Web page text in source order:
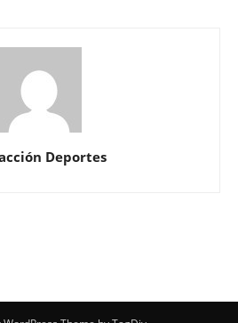
Deportes